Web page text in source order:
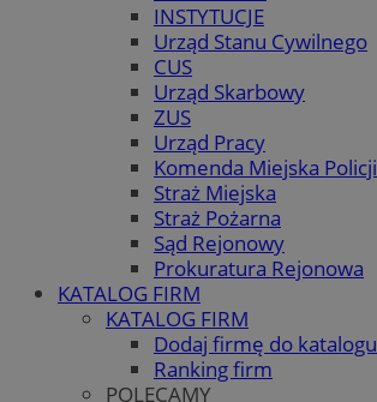
INSTYTUCJE
Urząd Stanu Cywilnego
CUS
Urząd Skarbowy
ZUS
Urząd Pracy
Komenda Miejska Policji
Straż Miejska
Straż Pożarna
Sąd Rejonowy
Prokuratura Rejonowa
KATALOG FIRM
KATALOG FIRM
Dodaj firmę do katalogu
Ranking firm
POLECAMY